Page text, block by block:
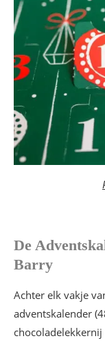
De
Barry
Achter elk vakje
adventskalender